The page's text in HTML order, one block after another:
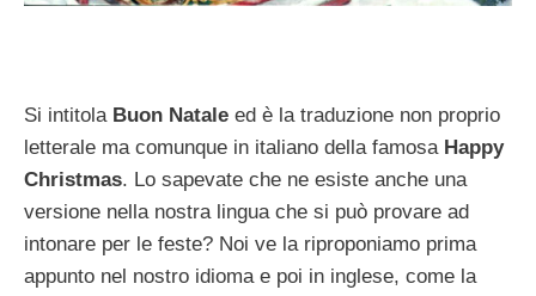
Si intitola Buon Natale ed è la traduzione non proprio
letterale ma comunque in italiano della famosa Happy
Christmas. Lo sapevate che ne esiste anche una
versione nella nostra lingua che si può provare ad
intonare per le feste? Noi ve la riproponiamo prima
appunto nel nostro idioma e poi in inglese, come la